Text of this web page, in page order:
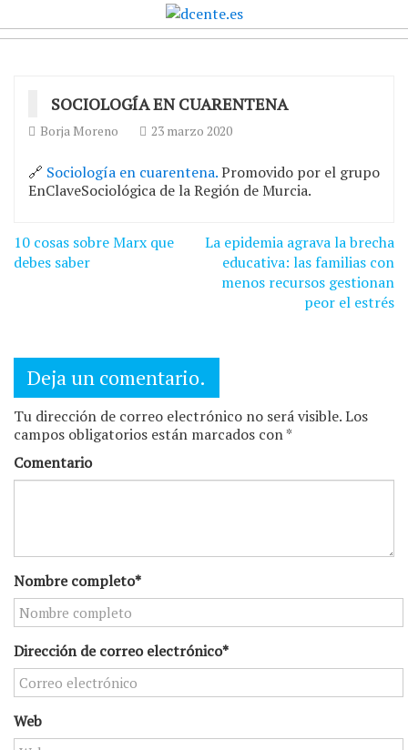
SOCIOLOGÍA EN CUARENTENA
Borja Moreno 23 marzo 2020
🔗 Sociología en cuarentena.Promovido por el grupo
EnClaveSociológica de la Región de Murcia.
Navegación
de
10 cosas sobre Marx que
debes saber
La epidemia agrava la brecha
educativa: las familias con
menos recursos gestionan
peor el estrés
Deja un comentario.
Tu dirección de correo electrónico no será visible. Los
campos obligatorios están marcados con *
Comentario
Nombre completo*
Dirección de correo electrónico*
Web